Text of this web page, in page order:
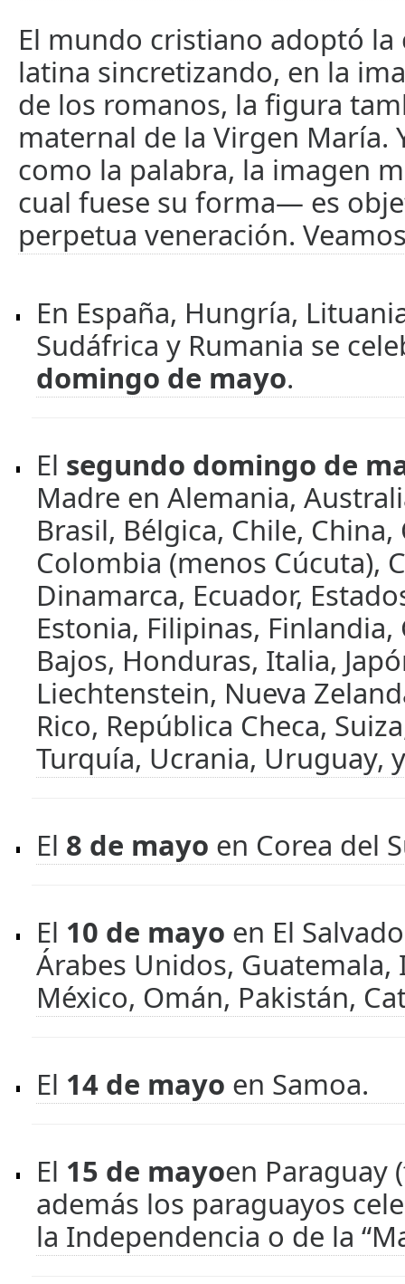
El mundo cristiano adoptó la
latina sincretizando, en la
de los romanos, la figura
maternal de la Virgen María.
como la palabra, la imagen
cual fuese su forma— es
perpetua veneración.
En España, Hungría,
Sudáfrica y Rumania se
domingo de mayo.
El segundo domingo de
Madre en Alemania,
Brasil, Bélgica, Chile, China,
Colombia (menos Cúcuta),
Dinamarca, Ecuador,
Estonia, Filipinas, Finlandia,
Bajos, Honduras, Italia,
Liechtenstein, Nueva
Rico, República Checa,
Turquía, Ucrania, Uruguay,
El 8 de mayo en Corea del
El 10 de mayo en El
Árabes Unidos, Guatemala,
México, Omán, Pakistán,
El 14 de mayo en Samoa.
El 15 de mayoen Paraguay
además los paraguayos
la Independencia o de la